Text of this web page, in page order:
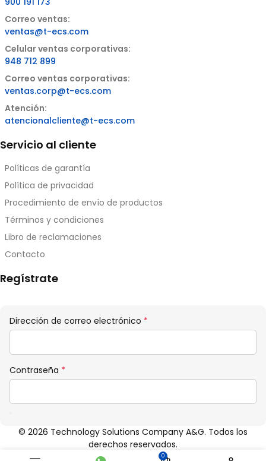
Correo ventas:
ventas@t-ecs.com
Celular ventas corporativas:
948 712 899
Correo ventas corporativas:
ventas.corp@t-ecs.com
Atención:
atencionalcliente@t-ecs.com
Servicio al cliente
Políticas de garantía
Política de privacidad
Procedimiento de envío de productos
Términos y condiciones
Libro de reclamaciones
Contacto
Regístrate
Dirección de correo electrónico *
Contraseña *
© 2026 Technology Solutions Company A&G. Todos los
derechos reservados.
0